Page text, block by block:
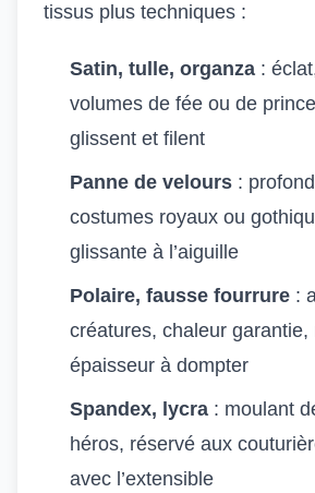
tissus plus techniques :
Satin, tulle, organza :
volumes de fée ou de
glissent et filent
Panne de velours :
costumes royaux ou
glissante à l’aiguille
Polaire, fausse fourrure :
créatures, chaleur garantie,
épaisseur à dompter
Spandex, lycra : moulant
héros, réservé aux
avec l’extensible